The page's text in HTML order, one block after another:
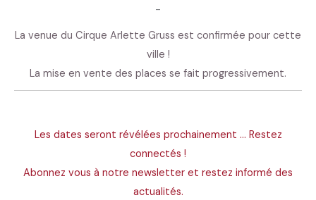
-
La venue du Cirque Arlette Gruss est confirmée pour cette
ville !
La mise en vente des places se fait progressivement.
Les dates seront révélées prochainement ... Restez
connectés !
Abonnez vous à notre newsletter et restez informé des
actualités.